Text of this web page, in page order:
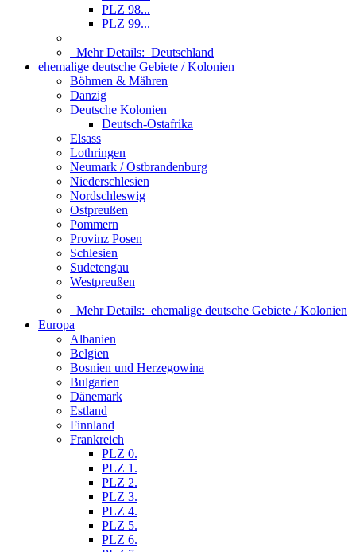
PLZ 98...
PLZ 99...
Mehr Details: Deutschland
ehemalige deutsche Gebiete / Kolonien
Böhmen & Mähren
Danzig
Deutsche Kolonien
Deutsch-Ostafrika
Elsass
Lothringen
Neumark / Ostbrandenburg
Niederschlesien
Nordschleswig
Ostpreußen
Pommern
Provinz Posen
Schlesien
Sudetengau
Westpreußen
Mehr Details: ehemalige deutsche Gebiete / Kolonien
Europa
Albanien
Belgien
Bosnien und Herzegowina
Bulgarien
Dänemark
Estland
Finnland
Frankreich
PLZ 0.
PLZ 1.
PLZ 2.
PLZ 3.
PLZ 4.
PLZ 5.
PLZ 6.